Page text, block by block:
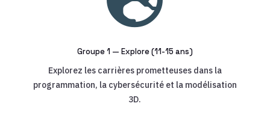
Groupe 1 — Explore (11-15 ans)
Explorez les carrières prometteuses dans la
programmation, la cybersécurité et la modélisation
3D.